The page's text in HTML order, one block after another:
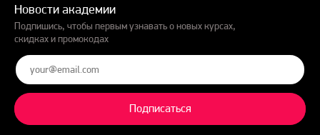
Новости академии
Подпишись, чтобы первым узнавать о новых курсах,
скидках и промокодах
Подписаться